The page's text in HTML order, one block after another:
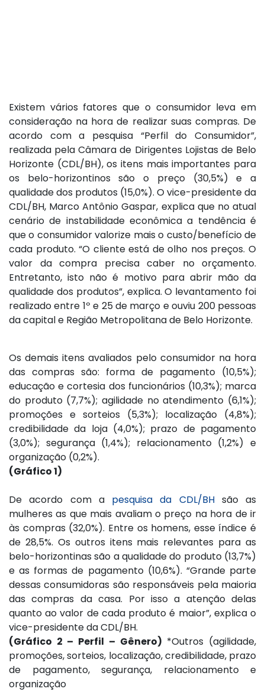
Existem vários fatores que o consumidor leva em
consideração na hora de realizar suas compras. De
acordo com a pesquisa “Perfil do Consumidor”,
realizada pela Câmara de Dirigentes Lojistas de Belo
Horizonte (CDL/BH), os itens mais importantes para
os belo-horizontinos são o preço (30,5%) e a
qualidade dos produtos (15,0%). O vice-presidente da
CDL/BH, Marco Antônio Gaspar, explica que no atual
cenário de instabilidade econômica a tendência é
que o consumidor valorize mais o custo/benefício de
cada produto. “O cliente está de olho nos preços. O
valor da compra precisa caber no orçamento.
Entretanto, isto não é motivo para abrir mão da
qualidade dos produtos”, explica. O levantamento foi
realizado entre 1º e 25 de março e ouviu 200 pessoas
da capital e Região Metropolitana de Belo Horizonte.
Os demais itens avaliados pelo consumidor na hora
das compras são: forma de pagamento (10,5%);
educação e cortesia dos funcionários (10,3%); marca
do produto (7,7%); agilidade no atendimento (6,1%);
promoções e sorteios (5,3%); localização (4,8%);
credibilidade da loja (4,0%); prazo de pagamento
(3,0%); segurança (1,4%); relacionamento (1,2%) e
organização (0,2%).
(Gráfico 1)
De acordo com a pesquisa da CDL/BHsão as
mulheres as que mais avaliam o preço na hora de ir
às compras (32,0%). Entre os homens, esse índice é
de 28,5%. Os outros itens mais relevantes para as
belo-horizontinas são a qualidade do produto (13,7%)
e as formas de pagamento (10,6%). “Grande parte
dessas consumidoras são responsáveis pela maioria
das compras da casa. Por isso a atenção delas
quanto ao valor de cada produto é maior”, explica o
vice-presidente da CDL/BH.
(Gráfico 2 – Perfil – Gênero) *Outros (agilidade,
promoções, sorteios, localização, credibilidade, prazo
de pagamento, segurança, relacionamento e
organização